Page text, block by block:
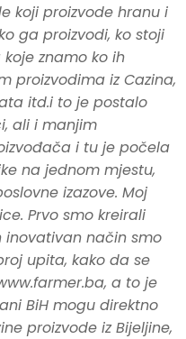
koji proizvode hranu i
ga proizvodi, ko stoji
znamo ko ih
proizvodima iz Cazina,
itd.i to je postalo
ali i manjim
i tu je počela
na jednom mjestu,
izazove. Moj
Prvo smo kreirali
inovativan način smo
upita, kako da se
a to je
BiH mogu direktno
proizvode iz Bijeljine,